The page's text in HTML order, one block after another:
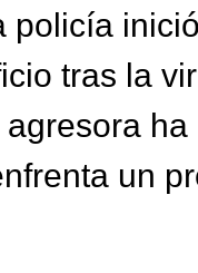
policía
tras la
un